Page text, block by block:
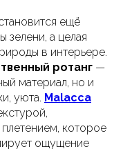
ещё
зелени, а целая
в интерьере.
ротанг —
материал, но и
уюта. Malacca
которое
ощущение